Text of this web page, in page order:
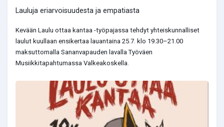
Lauluja eriarvoisuudesta ja empatiasta
Kevään Laulu ottaa kantaa -työpajassa tehdyt yhteiskunnalliset
laulut kuullaan ensikertaa lauantaina 25.7. klo 19.30–21.00
maksuttomalla Sananvapauden lavalla Työväen
Musiikkitapahtumassa Valkeakoskella.